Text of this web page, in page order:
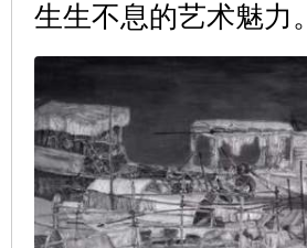
生生不息的艺术魅力。